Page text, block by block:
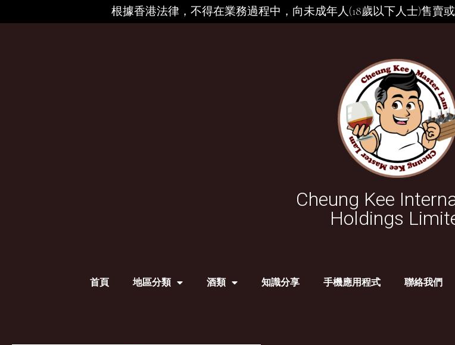
根據香港法律，不得在業務過程中，向未成年人(18歲以下人士)售賣
Cheung Kee
Holdings
首頁 地區分類 酒類 知識分享 手機應用程式 聯絡我們